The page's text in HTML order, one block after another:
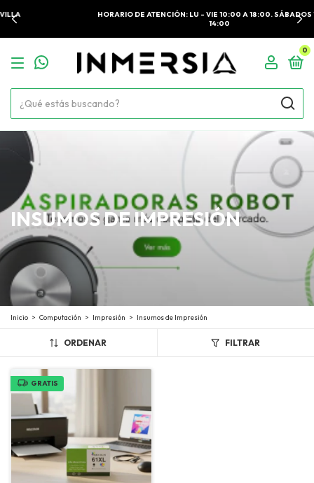
HORARIO DE ATENCIÓN: LU - VIE 10:00 A 18:00. SÁBADOS 10:00 A
0
INSUMOS DE IMPRESIÓN
Inicio > Computación > Impresión > Insumos de Impresión
ORDENAR FILTRAR
GRATIS